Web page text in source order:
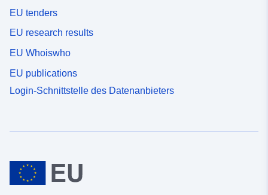
EU tenders
EU research results
EU Whoiswho
EU publications
Login-Schnittstelle des Datenanbieters